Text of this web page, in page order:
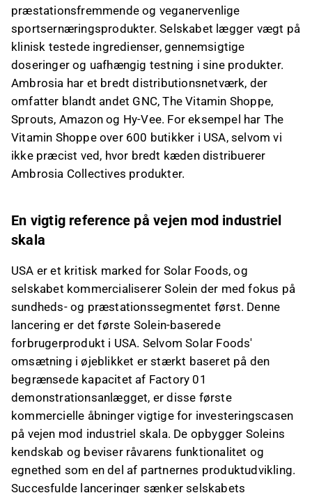
præstationsfremmende og veganervenlige
sportsernæringsprodukter. Selskabet lægger vægt på
klinisk testede ingredienser, gennemsigtige
doseringer og uafhængig testning i sine produkter.
Ambrosia har et bredt distributionsnetværk, der
omfatter blandt andet GNC, The Vitamin Shoppe,
Sprouts, Amazon og Hy-Vee. For eksempel har The
Vitamin Shoppe over 600 butikker i USA, selvom vi
ikke præcist ved, hvor bredt kæden distribuerer
Ambrosia Collectives produkter.
En vigtig reference på vejen mod industriel
skala
USA er et kritisk marked for Solar Foods, og
selskabet kommercialiserer Solein der med fokus på
sundheds- og præstationssegmentet først. Denne
lancering er det første Solein-baserede
forbrugerprodukt i USA. Selvom Solar Foods'
omsætning i øjeblikket er stærkt baseret på den
begrænsede kapacitet af Factory 01
demonstrationsanlægget, er disse første
kommercielle åbninger vigtige for investeringscasen
på vejen mod industriel skala. De opbygger Soleins
kendskab og beviser råvarens funktionalitet og
egnethed som en del af partnernes produktudvikling.
Succesfulde lanceringer sænker selskabets